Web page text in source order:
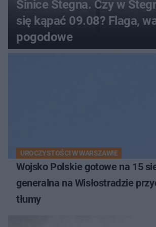
Sinice Stegna. Czy w
się kąpać 09.08? Flaga,
pogodowe
UROCZYSTOŚCI W WARSZAWIE
Wojsko Polskie gotowe na 15
generalna na Wisłostradzie
tłumy